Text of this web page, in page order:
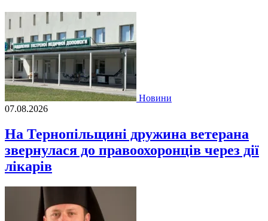
Новини
07.08.2026
На Тернопільщині дружина ветерана
звернулася до правоохоронців через дії
лікарів